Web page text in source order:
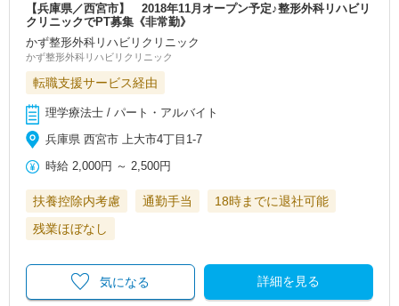
【兵庫県／西宮市】 2018年11月オープン予定♪整形外科リハビリ
クリニックでPT募集《非常勤》
かず整形外科リハビリクリニック
かず整形外科リハビリクリニック
転職支援サービス経由
理学療法士 / パート・アルバイト
兵庫県 西宮市 上大市4丁目1-7
時給 2,000円 ～ 2,500円
扶養控除内考慮 通勤手当
18時までに退社可能
残業ほぼなし
詳細を見る
気になる